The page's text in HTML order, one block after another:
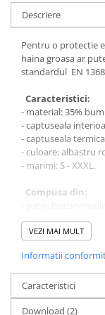
Bocanci
Bocanci de lucru O1
Bocanci de
Bocanci de
Bocanci de
Bocanci de
Bocanci de protecție
Cizme de lucru OB
Cizme de lucru O4/
Cizme de protecție
Cizme de protecție
Cizme de protecție
Descriere
Pentru o protectie
haina groasa ar
standardul EN
Caracteristici:
- material: 35%
- captuseala
- captuseala
- culoare: albastru
- marimi: S - XXXL.
Compusa din:
taliei in exterior;
- doua buzunare
- sistem de
Instructiuni de
- spalare la masina,
- nu se calca;
VEZI MAI MULT
Informatii
Caracteristici
Download (2)